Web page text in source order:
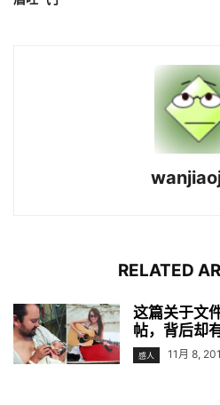
RELATED
这篇关于文
帖，背后却
感人 11月 8,